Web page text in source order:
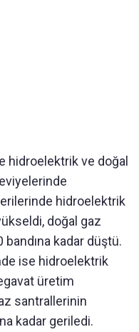
hidroelektrik ve doğal
hidroelektrik
doğal gaz
kadar düştü.
ise hidroelektrik
üretim
santrallerinin
kadar geriledi.